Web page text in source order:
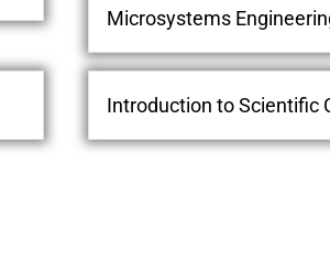
Microsystems
Introduction to Scientific